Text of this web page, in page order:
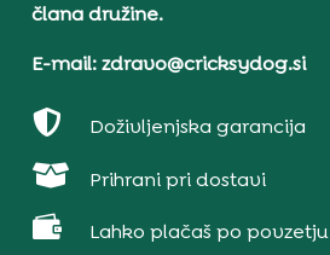
člana družine.
E-mail: zdravo@cricksydog.si
 Doživljenjska garancija
 Prihrani pri dostavi
 Lahko plačaš po povzetju